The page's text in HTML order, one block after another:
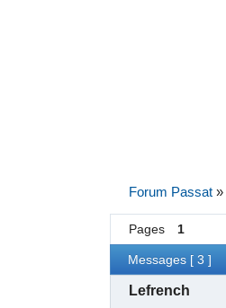
Forum Passat »
Pages 1
Messages [ 3 ]
Lefrench